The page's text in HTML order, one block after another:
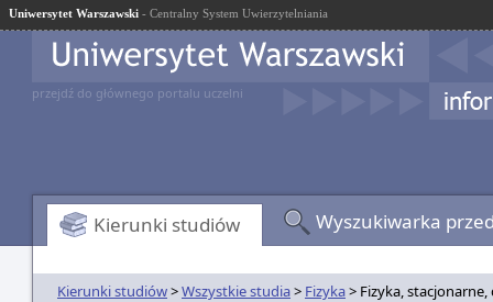
Uniwersytet Warszawski - Centralny System Uwierzytelniania
przejdź do głównego portalu uczelni
Kierunki studiów Wyszukiwarka
Kierunki studiów>Wszystkie studia> Fizyka> Fizyka,